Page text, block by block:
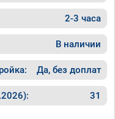
2-3 часа
В наличии
Да, без доплат
31